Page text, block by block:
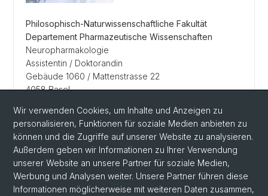
Philosophisch-Naturwissenschaftliche Fakultät
Departement Pharmazeutische Wissenschaften
Neuropharmakologie
Assistentin / Doktorandin
Gebäude 1060 / Mattenstrasse 22
4058 Basel
Tel.
+41 61 207 75 77
crystal.weber@unibas.ch
Wir verwenden Cookies, um Inhalte und Anzeigen zu
personalisieren, Funktionen für soziale Medien anbieten zu
können und die Zugriffe auf unserer Website zu analysieren.
Außerdem geben wir Informationen zu Ihrer Verwendung
unserer Website an unsere Partner für soziale Medien,
Werbung und Analysen weiter. Unsere Partner führen diese
Informationen möglicherweise mit weiteren Daten zusammen,